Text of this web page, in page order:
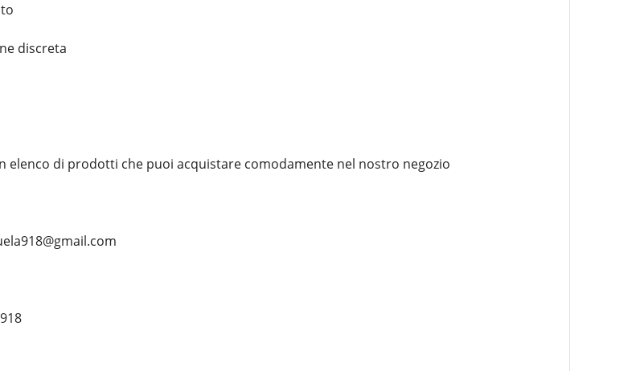
discreta
elenco di prodotti che puoi acquistare comodamente nel nostro negozio